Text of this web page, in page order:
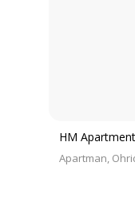
HM
Apartman